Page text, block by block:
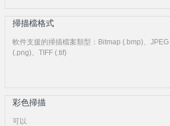
掃描檔格式
軟件支援的掃描檔案類型：Bitmap (.bmp)、
(.png)、TIFF (.tif)
彩色掃描
可以